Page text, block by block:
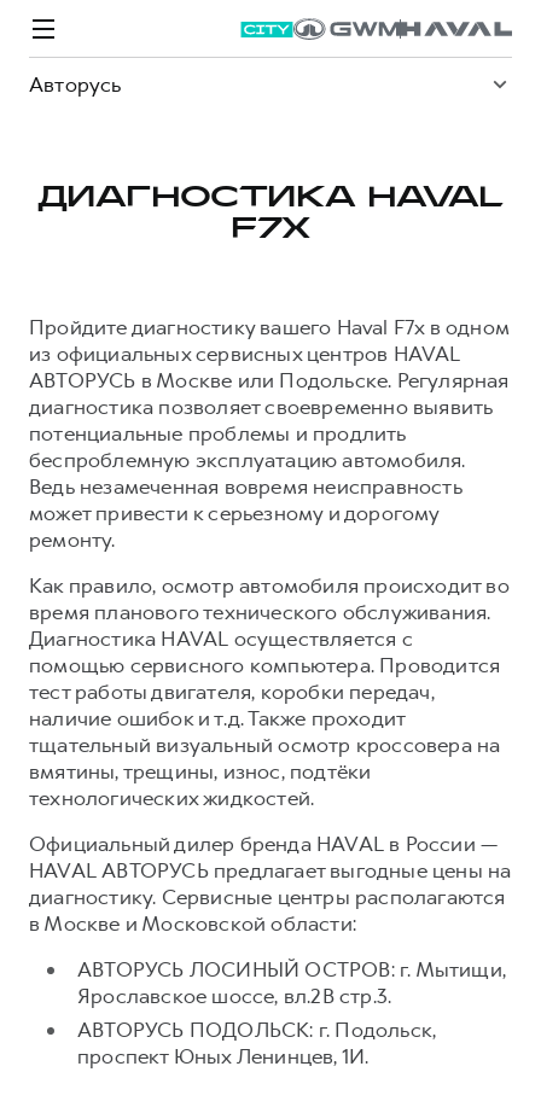
Авторусь
M6
от 2 049 000 ₽
JOLION
DARGO
от 3 199 000 ₽
DARGO X
от 3 499 000 ₽
от 2 899 000 ₽ от 3 599 000 ₽
POER
от 3 449 000 ₽
ВЫБОР И ПОКУПКА
Автомобили в наличии
Конфигуратор HAVAL
Аксессуары HAVAL
Каталоги и прайс-листы
Программа «HAVAL Защита+»
Тест-драйв
Трейд-ин
КРЕДИТ И СТРАХОВАНИЕ
Кредитный калькулятор
Страхование
Кредит
КОРПОРАТИВНЫМ КЛИЕНТАМ
Для малого бизнеса
Корпоративным клиентам
Крупным корпоративным клиентам
Система управления автопарком
СЕРВИС
Все о сервисе
Запись на сервис
Моторное масло
Стоимость ТО
Нулевое ТО
Программа «Помощь на дороге»
Регламенты технического обслуживания
Электронный ПТС
ПОДДЕРЖКА
GWM Безопасность
Гарантия HAVAL
Мобильное приложение GWM
Программа «HAVAL Защита+»
Руководства по эксплуатации
СПЕЦПРЕДЛОЖЕНИЯ
Покупателям
Владельцам
БРЕНД HAVAL
О бренде
Новости
О GWM
ИНФОРМАЦИЯ О ДИЛЕРЕ
О дилере
Наша команда
Контакты
ДИАГНОСТИКА HAVAL
F7X
Пройдите диагностику вашего Haval F7x в одном
из официальных сервисных центров HAVAL
АВТОРУСЬ в Москве или Подольске. Регулярная
диагностика позволяет своевременно выявить
потенциальные проблемы и продлить
беспроблемную эксплуатацию автомобиля.
Ведь незамеченная вовремя неисправность
может привести к серьезному и дорогому
ремонту.
Как правило, осмотр автомобиля происходит во
время планового технического обслуживания.
Диагностика HAVAL осуществляется с
помощью сервисного компьютера. Проводится
тест работы двигателя, коробки передач,
наличие ошибок и т.д. Также проходит
тщательный визуальный осмотр кроссовера на
вмятины, трещины, износ, подтёки
технологических жидкостей.
Официальный дилер бренда HAVAL в России —
HAVAL АВТОРУСЬ предлагает выгодные цены на
диагностику. Сервисные центры располагаются
в Москве и Московской области:
АВТОРУСЬ ЛОСИНЫЙ ОСТРОВ: г. Мытищи,
Ярославское шоссе, вл.2В стр.3.
АВТОРУСЬ ПОДОЛЬСК: г. Подольск,
проспект Юных Ленинцев, 1И.